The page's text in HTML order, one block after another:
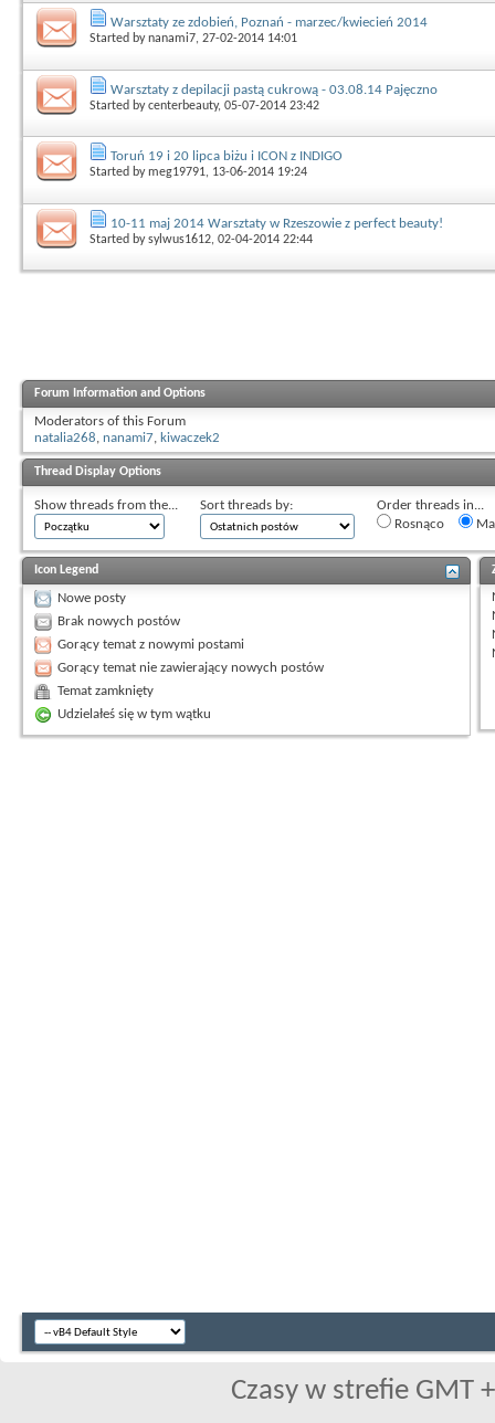
Warsztaty ze zdobień, Poznań - marzec/kwiecień 2014
Started bynanami7, 27-02-2014 14:01
Warsztaty z depilacji pastą cukrową - 03.08.14 Pajęczno
Started bycenterbeauty, 05-07-2014 23:42
Toruń 19 i 20 lipca biżu i ICON z INDIGO
Started bymeg19791, 13-06-2014 19:24
10-11 maj 2014 Warsztaty w Rzeszowie z perfect beauty!
Started bysylwus1612, 02-04-2014 22:44
Forum Information and Options
Moderators of this Forum
natalia268, nanami7, kiwaczek2
Thread Display Options
Show threads from the... Sort threads by:
Order threads in...
Rosnąco
Icon Legend
Nowe posty
Brak nowych postów
Gorący temat z nowymi postami
Gorący temat nie zawierający nowych postów
Temat zamknięty
Udzielałeś się w tym wątku
Czasy w strefie GMT